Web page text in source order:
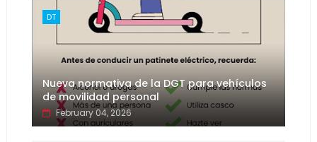
DT
Nueva normativa de la DGT para vehículos
de movilidad personal
February 04, 2026